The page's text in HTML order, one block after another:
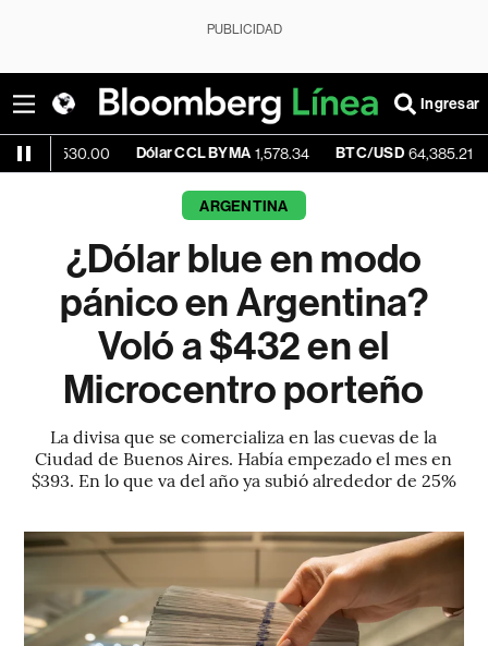
PUBLICIDAD
Ingresar
Dólar CCL BYMA 1,578.34 BTC/USD 64,385.21 -0.62%
ARGENTINA
¿Dólar blue en modo
pánico en Argentina?
Voló a $432 en el
Microcentro porteño
La divisa que se comercializa en las cuevas de la
Ciudad de Buenos Aires. Había empezado el mes en
$393. En lo que va del año ya subió alrededor de 25%